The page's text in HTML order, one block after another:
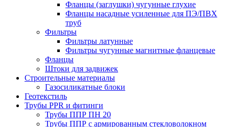
Фланцы (заглушки) чугунные глухие
Фланцы насадные усиленные для ПЭ/ПВХ
труб
Фильтры
Фильтры латунные
Фильтры чугунные магнитные фланцевые
Фланцы
Штоки для задвижек
Строительные материалы
Газосиликатные блоки
Геотекстиль
Трубы PPR и фитинги
Трубы ППР ПН 20
Трубы ППР с армированным стекловолокном